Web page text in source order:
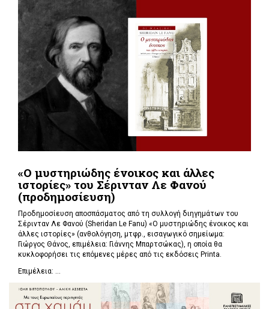
«Ο μυστηριώδης ένοικος και άλλες
ιστορίες» του Σέρινταν Λε Φανού
(προδημοσίευση)
Προδημοσίευση αποσπάσματος από τη συλλογή διηγημάτων του
Σέρινταν Λε Φανού (Sheridan Le Fanu) «Ο μυστηριώδης ένοικος και
άλλες ιστορίες» (ανθολόγηση, μτφρ., εισαγωγικό σημείωμα:
Γιώργος Θάνος, επιμέλεια: Γιάννης Μπαρτσώκας), η οποία θα
κυκλοφορήσει τις επόμενες μέρες από τις εκδόσεις Printa.
Επιμέλεια: ...